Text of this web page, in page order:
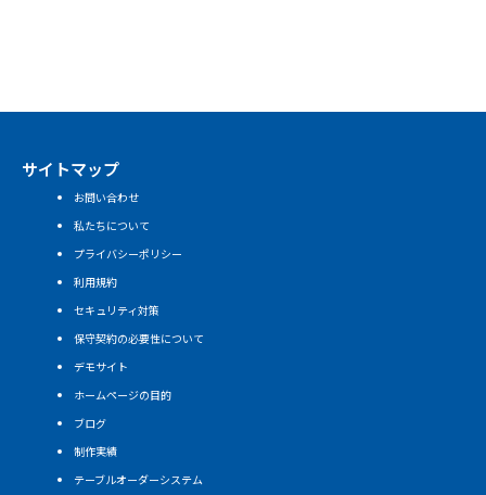
サイトマップ
お問い合わせ
私たちについて
プライバシーポリシー
利用規約
セキュリティ対策
保守契約の必要性について
デモサイト
ホームページの目的
ブログ
制作実績
テーブルオーダーシステム